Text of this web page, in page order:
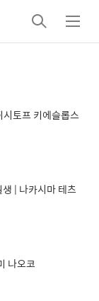
검
색
메
뉴
토프 키에슬롭스
| 나카시마 테츠
나오코